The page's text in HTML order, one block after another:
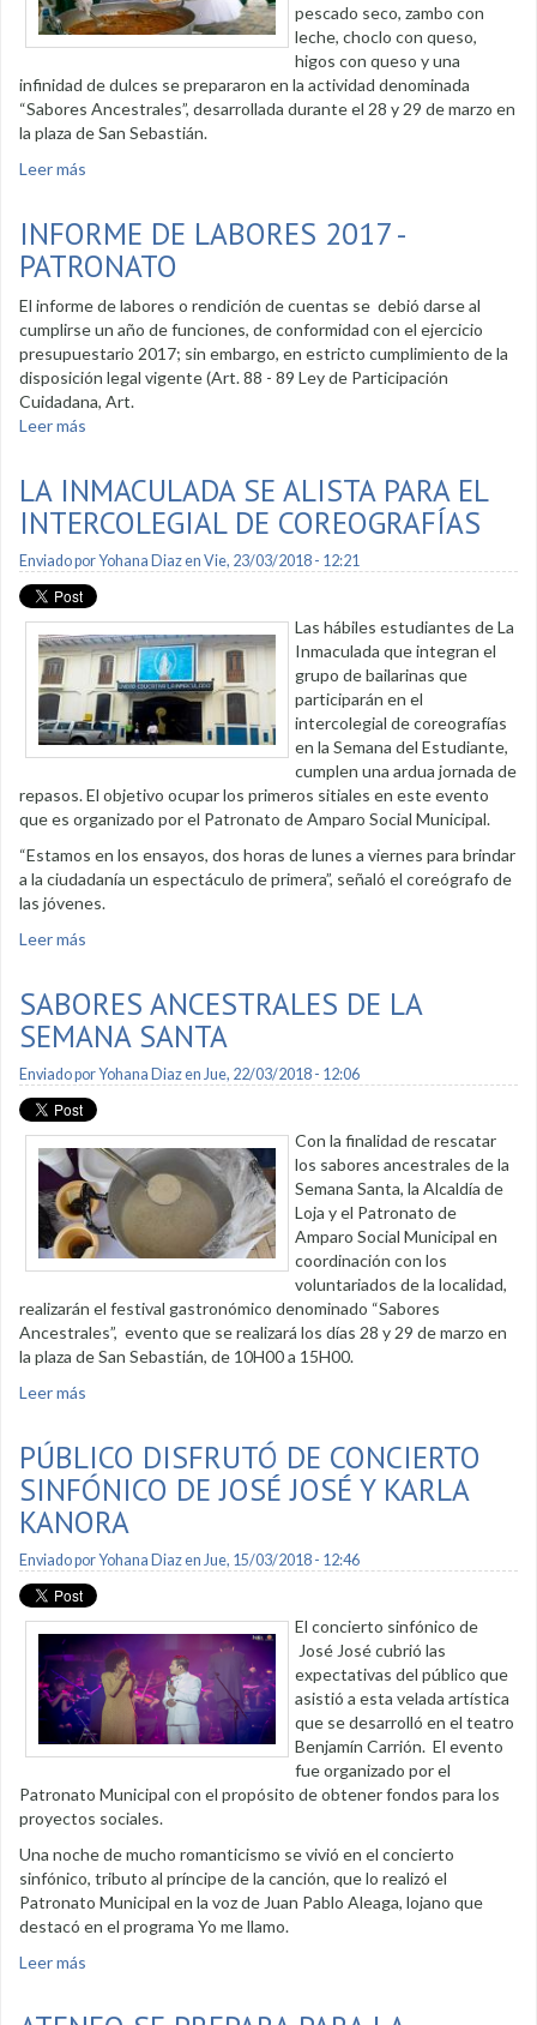
pescado seco, zambo con
leche, choclo con queso,
higos con queso y una
infinidad de dulces se prepararon en la actividad denominada
“Sabores Ancestrales”, desarrollada durante el 28 y 29 de marzo en
la plaza de San Sebastián.
Leer más
INFORME DE LABORES 2017 -
PATRONATO
El informe de labores o rendición de cuentas se debió darse al
cumplirse un año de funciones, de conformidad con el ejercicio
presupuestario 2017; sin embargo, en estricto cumplimiento de la
disposición legal vigente (Art. 88 - 89 Ley de Participación
Cuidadana, Art.
Leer más
LA INMACULADA SE ALISTA PARA EL
INTERCOLEGIAL DE COREOGRAFÍAS
Enviado porYohana Diazen Vie, 23/03/2018 - 12:21
Las hábiles estudiantes de La
Inmaculada que integran el
grupo de bailarinas que
participarán en el
intercolegial de coreografías
en la Semana del Estudiante,
cumplen una ardua jornada de
repasos. El objetivo ocupar los primeros sitiales en este evento
que es organizado por el Patronato de Amparo Social Municipal.
“Estamos en los ensayos, dos horas de lunes a viernes para brindar
a la ciudadanía un espectáculo de primera”, señaló el coreógrafo de
las jóvenes.
Leer más
SABORES ANCESTRALES DE LA
SEMANA SANTA
Enviado porYohana Diazen Jue, 22/03/2018 - 12:06
Con la finalidad de rescatar
los sabores ancestrales de la
Semana Santa, la Alcaldía de
Loja y el Patronato de
Amparo Social Municipal en
coordinación con los
voluntariados de la localidad,
realizarán el festival gastronómico denominado “Sabores
Ancestrales”, evento que se realizará los días 28 y 29 de marzo en
la plaza de San Sebastián, de 10H00 a 15H00.
Leer más
PÚBLICO DISFRUTÓ DE CONCIERTO
SINFÓNICO DE JOSÉ JOSÉ Y KARLA
KANORA
Enviado porYohana Diazen Jue, 15/03/2018 - 12:46
El concierto sinfónico de
José José cubrió las
expectativas del público que
asistió a esta velada artística
que se desarrolló en el teatro
Benjamín Carrión. El evento
fue organizado por el
Patronato Municipal con el propósito de obtener fondos para los
proyectos sociales.
Una noche de mucho romanticismo se vivió en el concierto
sinfónico, tributo al príncipe de la canción, que lo realizó el
Patronato Municipal en la voz de Juan Pablo Aleaga, lojano que
destacó en el programa Yo me llamo.
Leer más